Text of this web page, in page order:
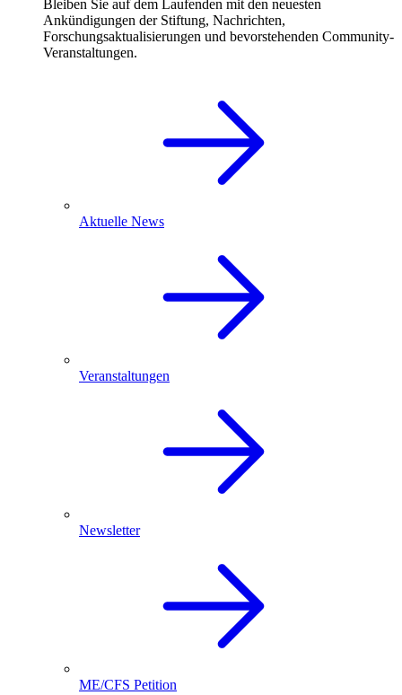
Bleiben Sie auf dem Laufenden mit den neuesten
Ankündigungen der Stiftung, Nachrichten,
Forschungsaktualisierungen und bevorstehenden Community-
Veranstaltungen.
Aktuelle News
Veranstaltungen
Newsletter
ME/CFS Petition